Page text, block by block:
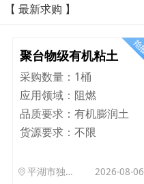
【 最新求购 】
聚台物级有机粘土
采购数量： 1桶
应用领域： 阻燃
品质要求： 有机膨润土
货源要求： 不限
平湖市独山港镇集港路 589 号 2026-08-06